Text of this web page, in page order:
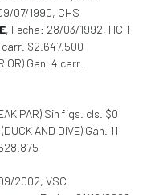
07/1990, CHS
, Fecha: 28/03/1992, HCH
carr. $2.647.500
Gan. 4 carr.
PAR) Sin figs. cls. $0
(DUCK AND DIVE) Gan. 11
2002, VSC